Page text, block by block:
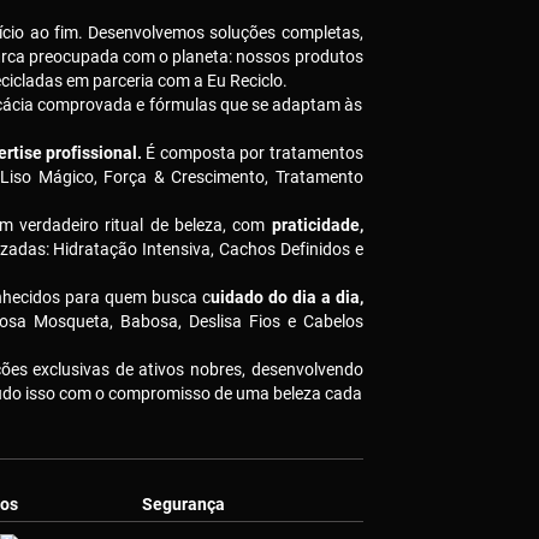
ao fim. Desenvolvemos soluções completas,
preocupada com o planeta: nossos produtos
em parceria com a Eu Reciclo.
comprovada e fórmulas que se adaptam às
profissional. É composta por tratamentos
Mágico, Força & Crescimento, Tratamento
verdadeiro ritual de beleza, com praticidade,
Hidratação Intensiva, Cachos Definidos e
para quem busca cuidado do dia a dia,
Mosqueta, Babosa, Deslisa Fios e Cabelos
exclusivas de ativos nobres, desenvolvendo
isso com o compromisso de uma beleza cada
Segurança